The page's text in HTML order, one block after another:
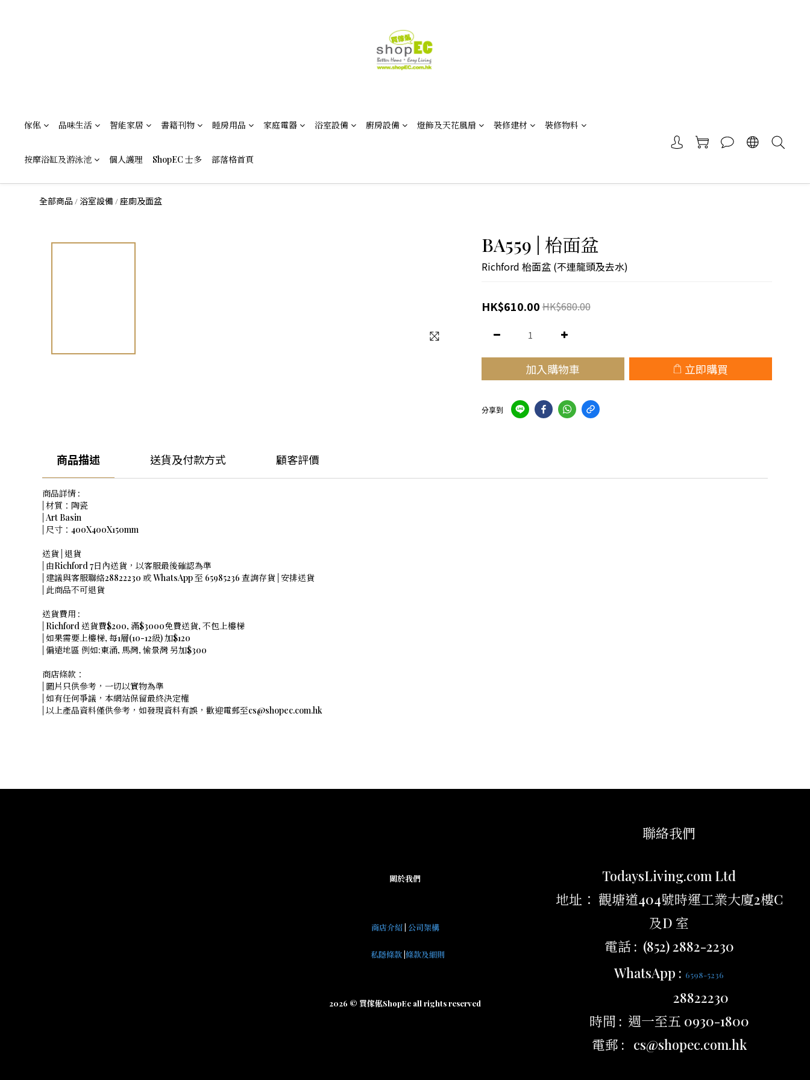
傢俬 品味生活 智能家居 書籍刊物 睡房用品 家庭電器 浴室設備 廚房設備 燈飾及天花風扇 裝修建材 裝修物料
按摩浴缸及游泳池 個人護理 ShopEC 士多 部落格首頁
全部商品 / 浴室設備 /座廁及面盆
BA559 | 枱面盆
Richford 枱面盆 (不連龍頭及去水)
HK$610.00HK$680.00
加入購物車 立即購買
分享到
商品描述 送貨及付款方式 顧客評價
商品詳情 :
| 材質：陶瓷
| Art Basin
| 尺寸：400X400X150mm
送貨 | 退貨
| 由Richford 7日內送貨，以客服最後確認為準
| 建議與客服聯絡28822230 或 WhatsApp 至 65985236 查詢存貨 | 安排送貨
| 此商品不可退貨
送貨費用 :
| Richford 送貨費$200, 滿$3000免費送貨, 不包上樓梯
| 如果需要上樓梯, 每1層(10-12級) 加$120
| 偏遠地區 例如:東涌, 馬灣, 愉景灣 另加$300
商店條款：
| 圖片只供參考，一切以實物為準
| 如有任何爭議，本網站保留最終決定權
| 以上產品資料僅供參考，如發現資料有誤，歡迎電郵至cs@shopec.com.hk
關於我們
商店介紹| 公司架構
私隱條款 條款及細則
2026 © 買傢俬ShopEc all rights reserved
聯絡我們
TodaysLiving.com Ltd
地址： 觀塘道404號時運工業大廈2樓C
及D 室
電話 : (852) 2882-2230
WhatsApp : 6598-5236
28822230
時間 : 週一至五 0930-1800
電郵 : cs@shopec.com.hk